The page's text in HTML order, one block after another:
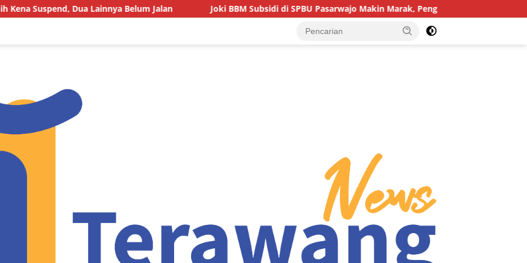
Lainnya Belum Jalan Joki BBM Subsidi di SPBU Pasarwajo Makin Marak, Pengendara: “Polres Buton Dimana, Masa